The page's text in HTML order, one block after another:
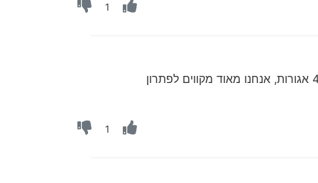
1
גם המחיר ממשיך לגבות ללא כל קשר לכמות האמיתית של ההדפסות, מישהו הדפיס 20 דפים וגבה לו רק 40 אגורות, אנחנו מאוד מקווים לפתרון
1